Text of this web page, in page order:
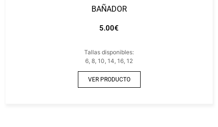
BAÑADOR
5.00€
Tallas disponibles:
6, 8, 10, 14, 16, 12
VER PRODUCTO